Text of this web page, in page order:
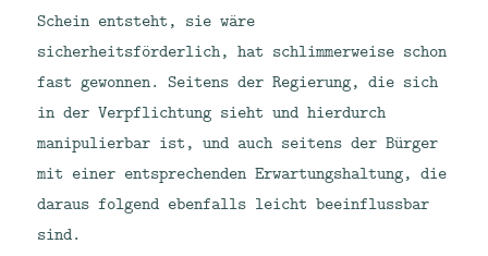
Schein entsteht, sie wäre
sicherheitsförderlich, hat schlimmerweise schon
fast gewonnen. Seitens der Regierung, die sich
in der Verpflichtung sieht und hierdurch
manipulierbar ist, und auch seitens der Bürger
mit einer entsprechenden Erwartungshaltung, die
daraus folgend ebenfalls leicht beeinflussbar
sind.